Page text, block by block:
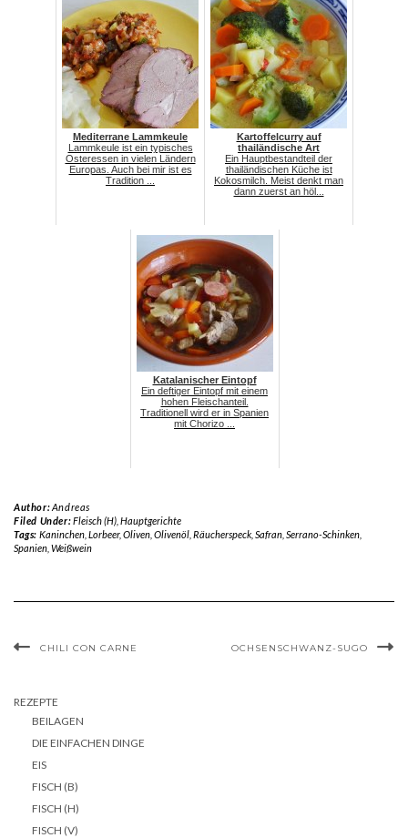
Mediterrane Lammkeule
Lammkeule ist ein typisches
Osteressen in vielen Ländern
Europas. Auch bei mir ist es
Tradition ...
Kartoffelcurry auf
thailändische Art
Ein Hauptbestandteil der
thailändischen Küche ist
Kokosmilch. Meist denkt man
dann zuerst an höl...
Katalanischer Eintopf
Ein deftiger Eintopf mit einem
hohen Fleischanteil.
Traditionell wird er in Spanien
mit Chorizo ...
Author:Andreas
Filed Under:Fleisch (H), Hauptgerichte
Tags: Kaninchen, Lorbeer, Oliven, Olivenöl, Räucherspeck, Safran, Serrano-Schinken,
Spanien Weißwein
CHILI CON CARNE OCHSENSCHWANZ-SUGO
REZEPTE
BEILAGEN
DIE EINFACHEN DINGE
EIS
FISCH (B)
FISCH (H)
FISCH (V)